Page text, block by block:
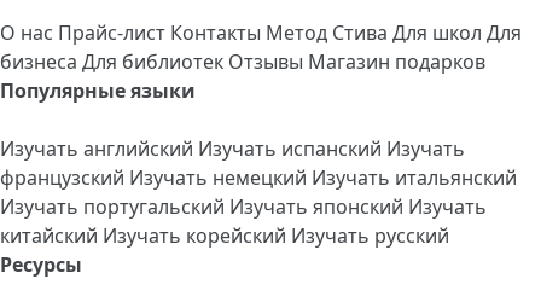
О нас Прайс-лист Контакты Метод Стива Для школ Для
бизнеса Для библиотек Отзывы Магазин подарков
Популярные языки
Изучать английский Изучать испанский Изучать
французский Изучать немецкий Изучать итальянский
Изучать португальский Изучать японский Изучать
китайский Изучать корейский Изучать русский
Ресурсы